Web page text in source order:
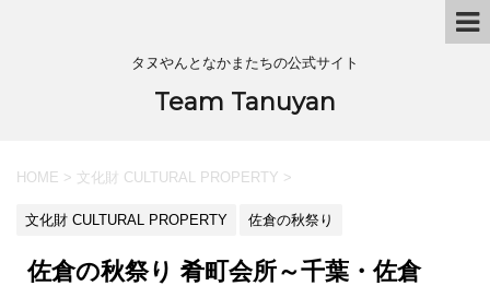
タヌやんとなかまたちの公式サイト
Team Tanuyan
HOME > 文化財 CULTURAL PROPERTY >
文化財 CULTURAL PROPERTY 佐倉の秋祭り
佐倉の秋祭り 肴町会所～千葉・佐倉